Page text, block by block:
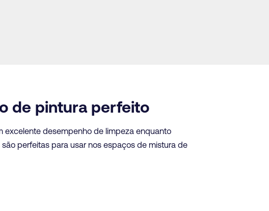
de pintura perfeito
excelente desempenho de limpeza enquanto
perfeitas para usar nos espaços de mistura de